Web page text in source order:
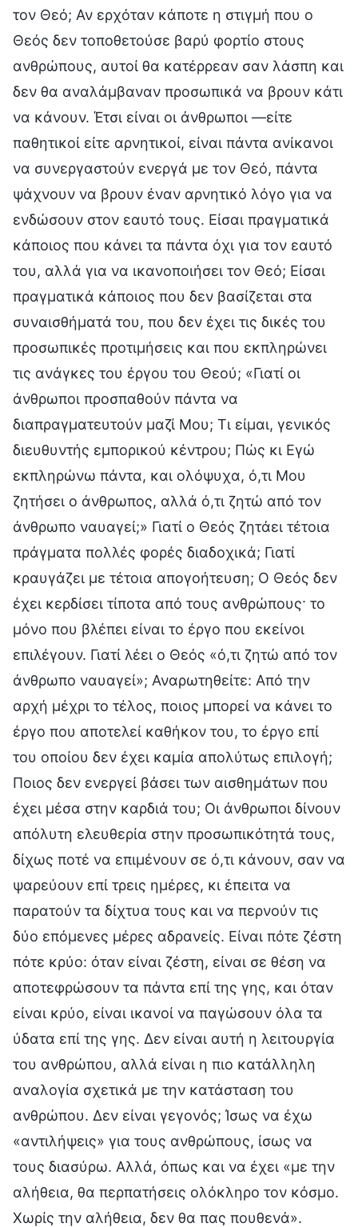
τον Θεό; Αν ερχόταν κάποτε η στιγμή που ο
Θεός δεν τοποθετούσε βαρύ φορτίο στους
ανθρώπους, αυτοί θα κατέρρεαν σαν λάσπη και
δεν θα αναλάμβαναν προσωπικά να βρουν κάτι
να κάνουν. Έτσι είναι οι άνθρωποι —είτε
παθητικοί είτε αρνητικοί, είναι πάντα ανίκανοι
να συνεργαστούν ενεργά με τον Θεό, πάντα
ψάχνουν να βρουν έναν αρνητικό λόγο για να
ενδώσουν στον εαυτό τους. Είσαι πραγματικά
κάποιος που κάνει τα πάντα όχι για τον εαυτό
του, αλλά για να ικανοποιήσει τον Θεό; Είσαι
πραγματικά κάποιος που δεν βασίζεται στα
συναισθήματά του, που δεν έχει τις δικές του
προσωπικές προτιμήσεις και που εκπληρώνει
τις ανάγκες του έργου του Θεού; «Γιατί οι
άνθρωποι προσπαθούν πάντα να
διαπραγματευτούν μαζί Μου; Τι είμαι, γενικός
διευθυντής εμπορικού κέντρου; Πώς κι Εγώ
εκπληρώνω πάντα, και ολόψυχα, ό,τι Μου
ζητήσει ο άνθρωπος, αλλά ό,τι ζητώ από τον
άνθρωπο ναυαγεί;» Γιατί ο Θεός ζητάει τέτοια
πράγματα πολλές φορές διαδοχικά; Γιατί
κραυγάζει με τέτοια απογοήτευση; Ο Θεός δεν
έχει κερδίσει τίποτα από τους ανθρώπους· το
μόνο που βλέπει είναι το έργο που εκείνοι
επιλέγουν. Γιατί λέει ο Θεός «ό,τι ζητώ από τον
άνθρωπο ναυαγεί»; Αναρωτηθείτε: Από την
αρχή μέχρι το τέλος, ποιος μπορεί να κάνει το
έργο που αποτελεί καθήκον του, το έργο επί
του οποίου δεν έχει καμία απολύτως επιλογή;
Ποιος δεν ενεργεί βάσει των αισθημάτων που
έχει μέσα στην καρδιά του; Οι άνθρωποι δίνουν
απόλυτη ελευθερία στην προσωπικότητά τους,
δίχως ποτέ να επιμένουν σε ό,τι κάνουν, σαν να
ψαρεύουν επί τρεις ημέρες, κι έπειτα να
παρατούν τα δίχτυα τους και να περνούν τις
δύο επόμενες μέρες αδρανείς. Είναι πότε ζέστη
πότε κρύο: όταν είναι ζέστη, είναι σε θέση να
αποτεφρώσουν τα πάντα επί της γης, και όταν
είναι κρύο, είναι ικανοί να παγώσουν όλα τα
ύδατα επί της γης. Δεν είναι αυτή η λειτουργία
του ανθρώπου, αλλά είναι η πιο κατάλληλη
αναλογία σχετικά με την κατάσταση του
ανθρώπου. Δεν είναι γεγονός; Ίσως να έχω
«αντιλήψεις» για τους ανθρώπους, ίσως να
τους διασύρω. Αλλά, όπως και να έχει «με την
αλήθεια, θα περπατήσεις ολόκληρο τον κόσμο.
Χωρίς την αλήθεια, δεν θα πας πουθενά».